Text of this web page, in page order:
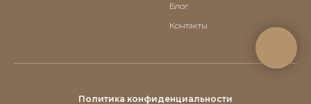
Блог
Контакты
Политика конфиденциальности